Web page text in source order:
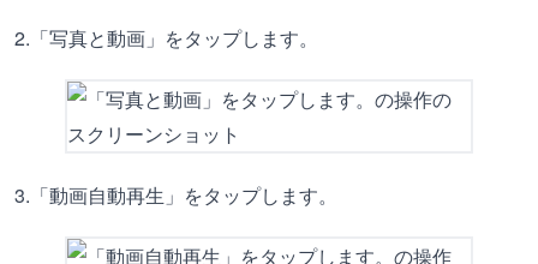
2.「写真と動画」をタップします。
3.「動画自動再生」をタップします。